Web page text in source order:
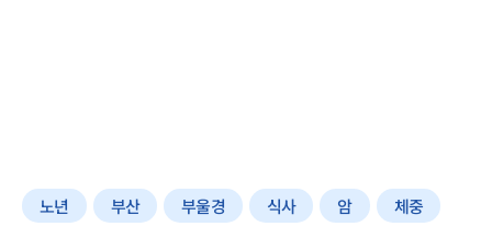
노년 부산 부울경 식사 암 체중